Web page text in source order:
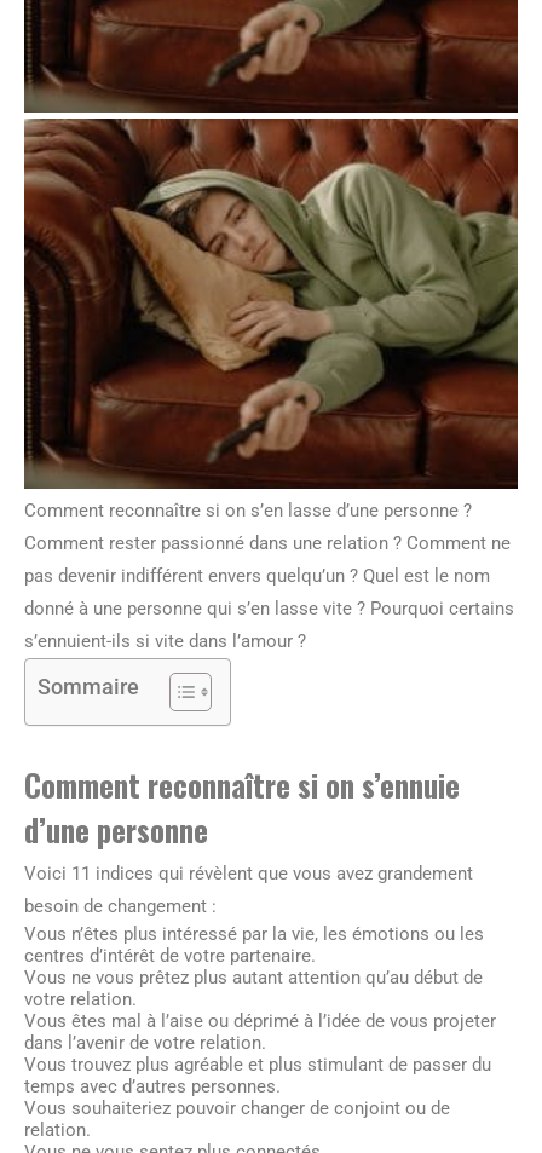
Comment reconnaître si on s’en lasse d’une personne ?
Comment rester passionné dans une relation ? Comment ne
pas devenir indifférent envers quelqu’un ? Quel est le nom
donné à une personne qui s’en lasse vite ? Pourquoi certains
s’ennuient-ils si vite dans l’amour ?
Sommaire
Comment reconnaître si on s’ennuie
d’une personne
Voici 11 indices qui révèlent que vous avez grandement
besoin de changement :
Vous n’êtes plus intéressé par la vie, les émotions ou les
centres d’intérêt de votre partenaire.
Vous ne vous prêtez plus autant attention qu’au début de
votre relation.
Vous êtes mal à l’aise ou déprimé à l’idée de vous projeter
dans l’avenir de votre relation.
Vous trouvez plus agréable et plus stimulant de passer du
temps avec d’autres personnes.
Vous souhaiteriez pouvoir changer de conjoint ou de
relation.